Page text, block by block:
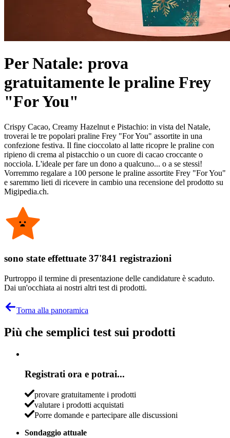
Per Natale: prova
gratuitamente le praline Frey
"For You"
Crispy Cacao, Creamy Hazelnut e Pistachio: in vista del Natale,
troverai le tre popolari praline Frey "For You" assortite in una
confezione festiva. Il fine cioccolato al latte ricopre le praline con
ripieno di crema al pistacchio o un cuore di cacao croccante o
nocciola. L'ideale per fare un dono a qualcuno... o a se stessi!
Vorremmo regalare a 100 persone le praline assortite Frey "For You"
e saremmo lieti di ricevere in cambio una recensione del prodotto su
Migipedia.ch.
sono state effettuate 37'841 registrazioni
Purtroppo il termine di presentazione delle candidature è scaduto.
Dai un'occhiata ai nostri altri test di prodotti.
Torna alla panoramica
Più che semplici test sui prodotti
Registrati ora e potrai...
provare gratuitamente i prodotti
valutare i prodotti acquistati
Porre domande e partecipare alle discussioni
Sondaggio attuale